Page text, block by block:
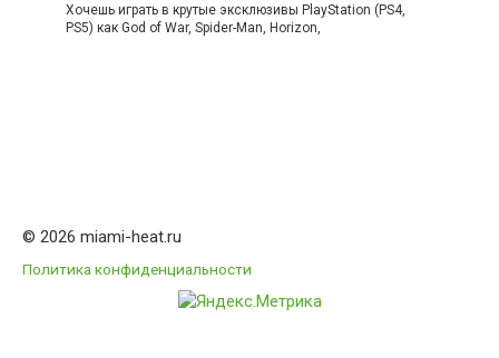
Хочешь играть в крутые эксклюзивы PlayStation (PS4,
PS5) как God of War, Spider-Man, Horizon,
© 2026 miami-heat.ru
Политика конфиденциальности